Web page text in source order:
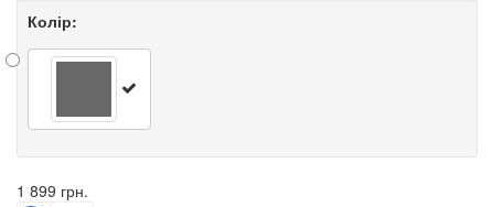
Колір:
1 899 грн.